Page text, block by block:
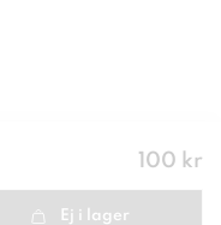
Pris:
100 kr
Ej i lager